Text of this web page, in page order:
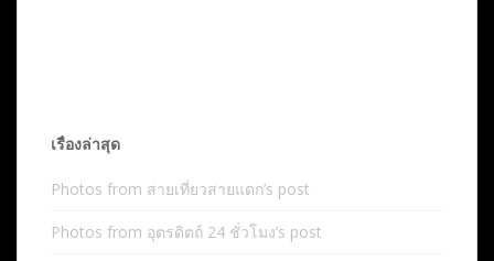
เรื่องล่าสุด
Photos from สายเที่ยวสายแดก’s post
Photos from อุตรดิตถ์ 24 ชั่วโมง’s post